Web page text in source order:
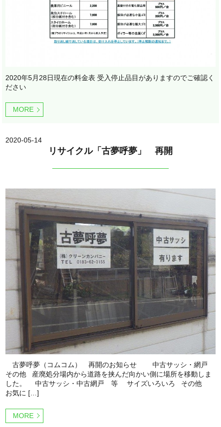
2020年5月28日現在の料金表 受入停止品目がありますのでご確認く
ださい
MORE
2020-05-14
リサイクル「古夢呼夢」 再開
古夢呼夢（コムコム） 再開のお知らせ 中古サッシ・網戸
その他 産廃処分場内から道路を挟んだ向かい側に場所を移動しま
した。 中古サッシ・中古網戸 等 サイズいろいろ その他
お気に […]
MORE